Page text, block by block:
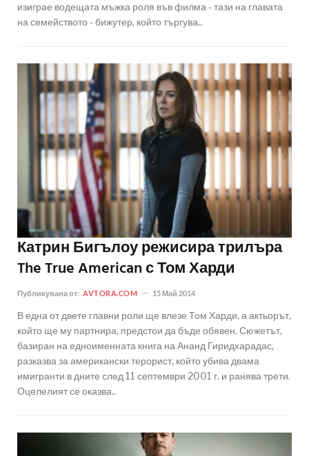
изиграе водещата мъжка роля във филма - тази на главата
на семейството - бижутер, който търгува..
Катрин Бигълоу режисира трилъра
The True American с Том Харди
Публикувана от: AVTORA.COM 15 Май 2014
В една от двете главни роли ще влезе Том Харди, а актьорът,
който ще му партнира, предстои да бъде обявен. Сюжетът,
базиран на едноименната книга на Ананд Гиридхарадас,
разказва за американски терорист, който убива двама
имигранти в дните след 11 септември 2001 г. и ранява трети.
Оцелелият се оказва..